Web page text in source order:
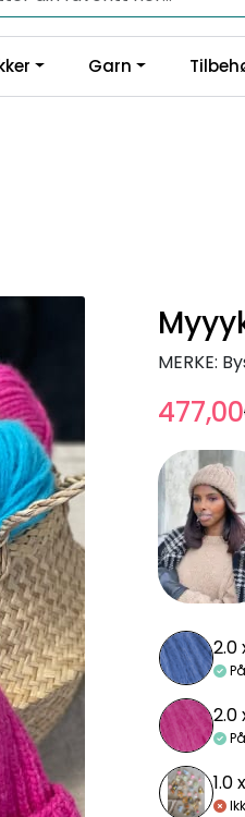
Fri frakt fra kr 1200,-
Garn
MERKE:
477,00
2.0
2.0
1.0 x